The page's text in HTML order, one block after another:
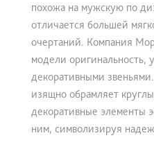
похожа на мужскую по
отличается большей
очертаний. Компания
модели оригинальность,
декоративными
изящно обрамляет
декоративные элементы
ним, символизируя